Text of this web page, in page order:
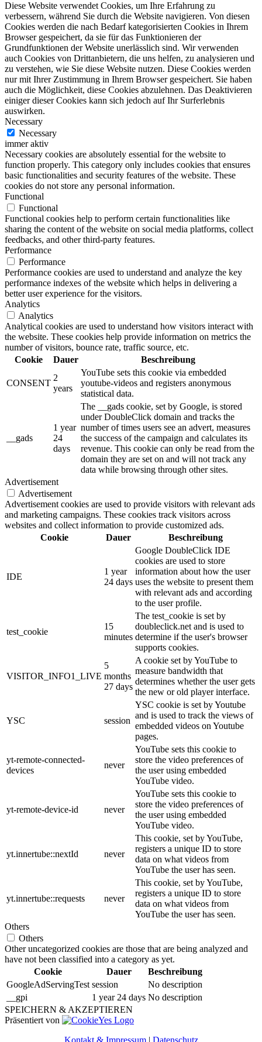
Diese Website verwendet Cookies, um Ihre Erfahrung zu
verbessern, während Sie durch die Website navigieren. Von diesen
Cookies werden die nach Bedarf kategorisierten Cookies in Ihrem
Browser gespeichert, da sie für das Funktionieren der
Grundfunktionen der Website unerlässlich sind. Wir verwenden
auch Cookies von Drittanbietern, die uns helfen, zu analysieren und
zu verstehen, wie Sie diese Website nutzen. Diese Cookies werden
nur mit Ihrer Zustimmung in Ihrem Browser gespeichert. Sie haben
auch die Möglichkeit, diese Cookies abzulehnen. Das Deaktivieren
einiger dieser Cookies kann sich jedoch auf Ihr Surferlebnis
auswirken.
Necessary
Necessary
immer aktiv
Necessary cookies are absolutely essential for the website to
function properly. This category only includes cookies that ensures
basic functionalities and security features of the website. These
cookies do not store any personal information.
Functional
Functional
Functional cookies help to perform certain functionalities like
sharing the content of the website on social media platforms, collect
feedbacks, and other third-party features.
Performance
Performance
Performance cookies are used to understand and analyze the key
performance indexes of the website which helps in delivering a
better user experience for the visitors.
Analytics
Analytics
Analytical cookies are used to understand how visitors interact with
the website. These cookies help provide information on metrics the
number of visitors, bounce rate, traffic source, etc.
Cookie
Dauer Beschreibung
CONSENT
2
years
YouTube sets this cookie via embedded
youtube-videos and registers anonymous
statistical data.
__gads
1 year
24
days
The __gads cookie, set by Google, is stored
under DoubleClick domain and tracks the
number of times users see an advert, measures
the success of the campaign and calculates its
revenue. This cookie can only be read from the
domain they are set on and will not track any
data while browsing through other sites.
Advertisement
Advertisement
Advertisement cookies are used to provide visitors with relevant ads
and marketing campaigns. These cookies track visitors across
websites and collect information to provide customized ads.
Cookie
Dauer Beschreibung
IDE
1 year
24 days
Google DoubleClick IDE
cookies are used to store
information about how the user
uses the website to present them
with relevant ads and according
to the user profile.
test_cookie
15
minutes
The test_cookie is set by
doubleclick.net and is used to
determine if the user's browser
supports cookies.
VISITOR_INFO1_LIVE
5
months
27 days
A cookie set by YouTube to
measure bandwidth that
determines whether the user gets
the new or old player interface.
YSC session
YSC cookie is set by Youtube
and is used to track the views of
embedded videos on Youtube
pages.
yt-remote-connected-
devices
never
YouTube sets this cookie to
store the video preferences of
the user using embedded
YouTube video.
yt-remote-device-id never
YouTube sets this cookie to
store the video preferences of
the user using embedded
YouTube video.
yt.innertube::nextId never
This cookie, set by YouTube,
registers a unique ID to store
data on what videos from
YouTube the user has seen.
yt.innertube::requests never
This cookie, set by YouTube,
registers a unique ID to store
data on what videos from
YouTube the user has seen.
Others
Others
Other uncategorized cookies are those that are being analyzed and
have not been classified into a category as yet.
Cookie
Dauer
Beschreibung
GoogleAdServingTest session
No description
__gpi
1 year 24 days No description
SPEICHERN & AKZEPTIEREN
Präsentiert von